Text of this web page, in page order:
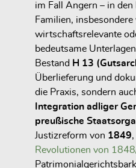
im Fall Angern – in den
Familien,
wirtschaftsrelevante
bedeutsame
Bestand H 13
Überlieferung und
die Praxis, sondern
Integration adliger
preußische
Justizreform von 1849
Revolutionen von